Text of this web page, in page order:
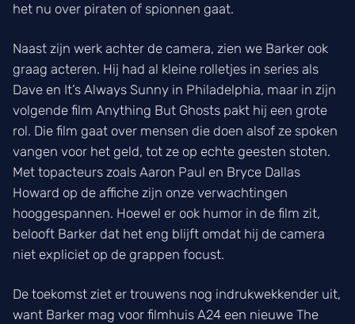
het nu over piraten of spionnen gaat.
Naast zijn werk achter de camera, zien we Barker ook
graag acteren. Hij had al kleine rolletjes in series als
Dave en It’s Always Sunny in Philadelphia, maar in zijn
volgende film Anything But Ghosts pakt hij een grote
rol. Die film gaat over mensen die doen alsof ze spoken
vangen voor het geld, tot ze op echte geesten stoten.
Met topacteurs zoals Aaron Paul en Bryce Dallas
Howard op de affiche zijn onze verwachtingen
hooggespannen. Hoewel er ook humor in de film zit,
belooft Barker dat het eng blijft omdat hij de camera
niet expliciet op de grappen focust.
De toekomst ziet er trouwens nog indrukwekkender uit,
want Barker mag voor filmhuis A24 een nieuwe The